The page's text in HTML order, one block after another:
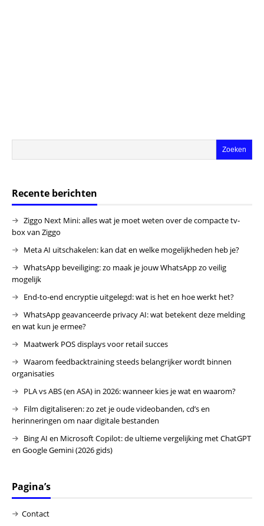
Recente berichten
Ziggo Next Mini: alles wat je moet weten over de compacte tv-
box van Ziggo
Meta AI uitschakelen: kan dat en welke mogelijkheden heb je?
WhatsApp beveiliging: zo maak je jouw WhatsApp zo veilig
mogelijk
End-to-end encryptie uitgelegd: wat is het en hoe werkt het?
WhatsApp geavanceerde privacy AI: wat betekent deze melding
en wat kun je ermee?
Maatwerk POS displays voor retail succes
Waarom feedbacktraining steeds belangrijker wordt binnen
organisaties
PLA vs ABS (en ASA) in 2026: wanneer kies je wat en waarom?
Film digitaliseren: zo zet je oude videobanden, cd’s en
herinneringen om naar digitale bestanden
Bing AI en Microsoft Copilot: de ultieme vergelijking met ChatGPT
en Google Gemini (2026 gids)
Pagina’s
Contact